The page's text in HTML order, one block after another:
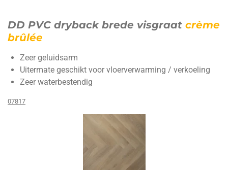
DD PVC dryback brede visgraat crème
brûlée
Zeer geluidsarm
Uitermate geschikt voor vloerverwarming / verkoeling
Zeer waterbestendig
07817